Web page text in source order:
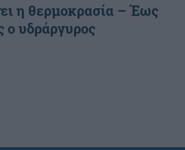
η θερμοκρασία – Έως
ο υδράργυρος